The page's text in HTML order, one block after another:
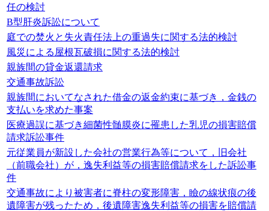
任の検討
B型肝炎訴訟について
庭での焚火と失火責任法上の重過失に関する法的検討
風災による屋根瓦破損に関する法的検討
親族間の貸金返還請求
交通事故訴訟
親族間においてなされた借金の返金約束に基づき，金銭の
支払いを求めた事案
医療過誤に基づき細菌性髄膜炎に罹患した乳児の損害賠償
請求訴訟事件
元従業員が新設した会社の営業行為等について，旧会社
（前職会社）が，逸失利益等の損害賠償請求をした訴訟事
件
交通事故により被害者に脊柱の変形障害，瞼の線状痕の後
遺障害が残ったため，後遺障害逸失利益等の損害を賠償請